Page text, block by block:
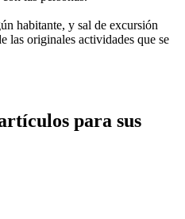
habitante, y sal de excursión
las originales actividades que se
para sus